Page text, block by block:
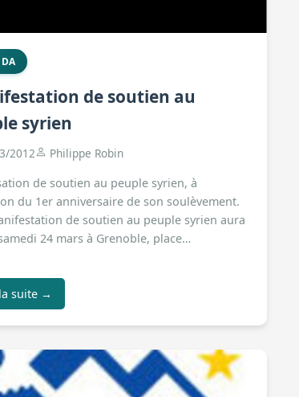
de soutien au
syrien
2012
Philippe Robin
de soutien au peuple syrien, à
du 1er anniversaire de son soulèvement.
de soutien au peuple syrien aura
24 mars à Grenoble, place…
suite →